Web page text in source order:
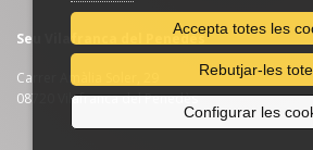
Seu Vilafranca del Penedès
Carrer Amàlia Soler, 29
08720 Vilafranca del Penedès
Accepta totes les
Rebutjar-les
Configurar les